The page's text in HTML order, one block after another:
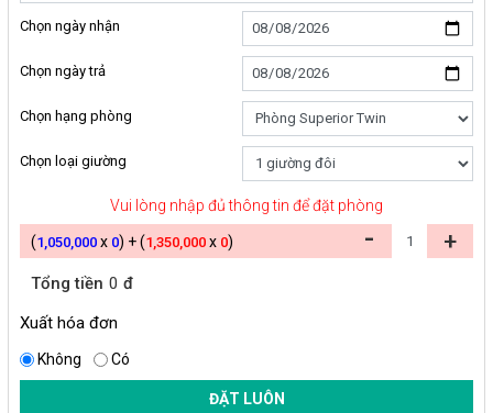
Chọn ngày nhận
Chọn ngày trả
Chọn hạng phòng
Chọn loại giường
Vui lòng nhập đủ thông tin để đặt phòng
(1,050,000 x 0) + (1,350,000 x 0) - +
Tổng tiền 0 đ
Xuất hóa đơn
Không Có
ĐẶT LUÔN